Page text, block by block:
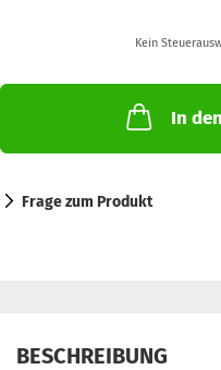
Kein
In
Frage zum Produkt
BESCHREIBUNG